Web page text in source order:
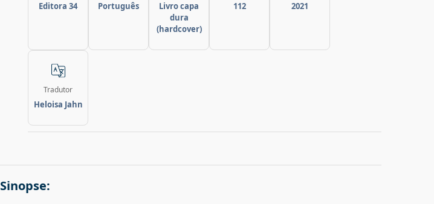
Editora 34 Português
Livro capa
dura
(hardcover)
112 2021
Tradutor
Heloisa Jahn
Sinopse: